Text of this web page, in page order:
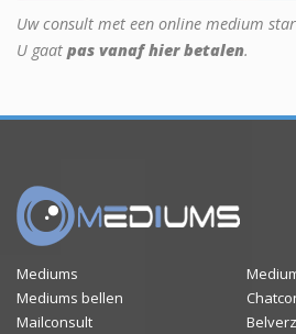
Uw consult met een online medium
U gaat pas vanaf hier betalen.
Mediums
Mediums bellen
Mailconsult